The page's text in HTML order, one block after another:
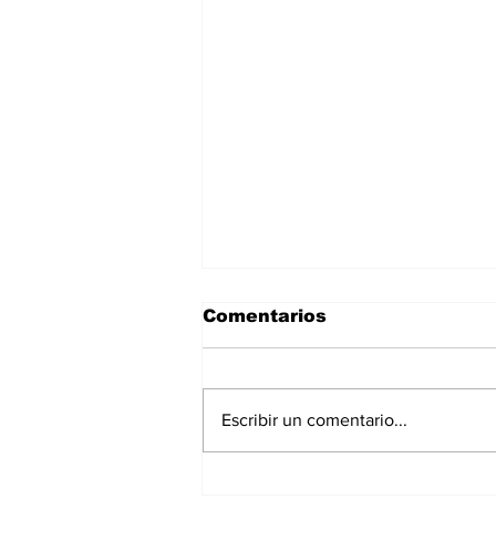
Comentarios
Escribir un comentario...